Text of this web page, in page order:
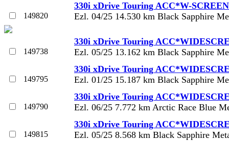
149820
330i xDrive Touring ACC*W-
Ezl. 04/25 14.530 km Black Sapphire
149738
330i xDrive Touring
Ezl. 05/25 13.162 km Black Sapphire
149795
330i xDrive Touring
Ezl. 01/25 15.187 km Black Sapphire
149790
330i xDrive Touring
Ezl. 06/25 7.772 km Arctic Race Blue
149815
330i xDrive Touring
Ezl. 05/25 8.568 km Black Sapphire